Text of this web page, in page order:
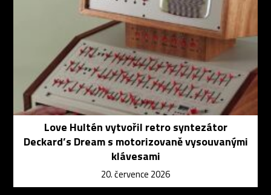
Love Hultén vytvořil retro syntezátor
Deckard’s Dream s motorizovaně vysouvanými
klávesami
20. července 2026